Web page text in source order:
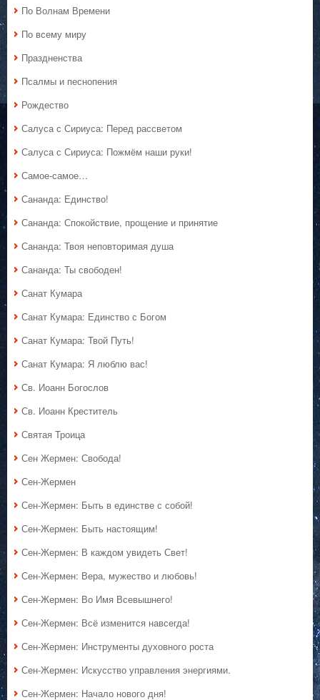
По Волнам Времени
По всему миру
Праздненства
Псалмы и песнопения
Рождество
Салуса с Сириуса: Перед рассветом
Салуса с Сириуса: Пожмём наши руки!
Самое-самое…
Сананда: Единство!
Сананда: Спокойствие, прощение и принятие
Сананда: Твоя неповторимая душа
Сананда: Ты свободен!
Санат Кумара
Санат Кумара: Единство с Богом
Санат Кумара: Твой Путь!
Санат Кумара: Я люблю вас!
Св. Иоанн Богослов
Св. Иоанн Креститель
Святая Троица
Сен Жермен: Свобода!
Сен-Жермен
Сен-Жермен: Быть в единстве с собой!
Сен-Жермен: Быть настоящим!
Сен-Жермен: В каждом увидеть Свет!
Сен-Жермен: Вера, мужество и любовь!
Сен-Жермен: Во Имя Всевышнего!
Сен-Жермен: Всё изменится навсегда!
Сен-Жермен: Инструменты духовного роста
Сен-Жермен: Искусство управления энергиями.
Сен-Жермен: Начало нового дня!